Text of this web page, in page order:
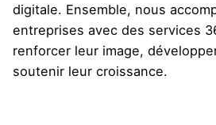
digitale. Ensemble, nous
entreprises avec des services
renforcer leur image,
soutenir leur croissance.